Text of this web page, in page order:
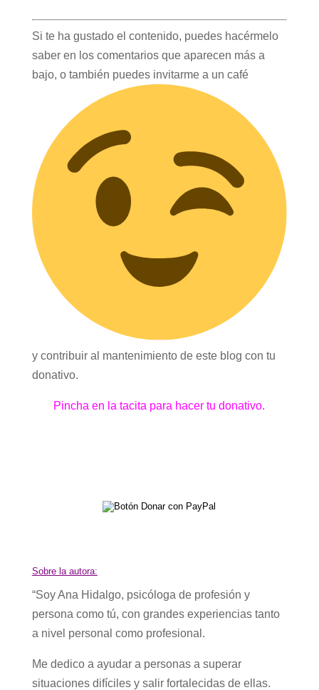
Si te ha gustado el contenido, puedes hacérmelo
saber en los comentarios que aparecen más a
bajo, o también puedes invitarme a un café
y contribuir al mantenimiento de este blog con tu
donativo.
Pincha en la tacita para hacer tu donativo.
Sobre la autora:
“Soy Ana Hidalgo, psicóloga de profesión y
persona como tú, con grandes experiencias tanto
a nivel personal como profesional.
Me dedico a ayudar a personas a superar
situaciones difíciles y salir fortalecidas de ellas.